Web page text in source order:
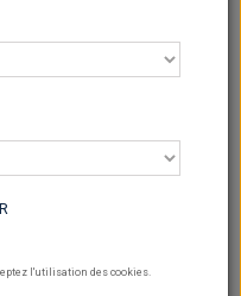
l'utilisation des cookies.